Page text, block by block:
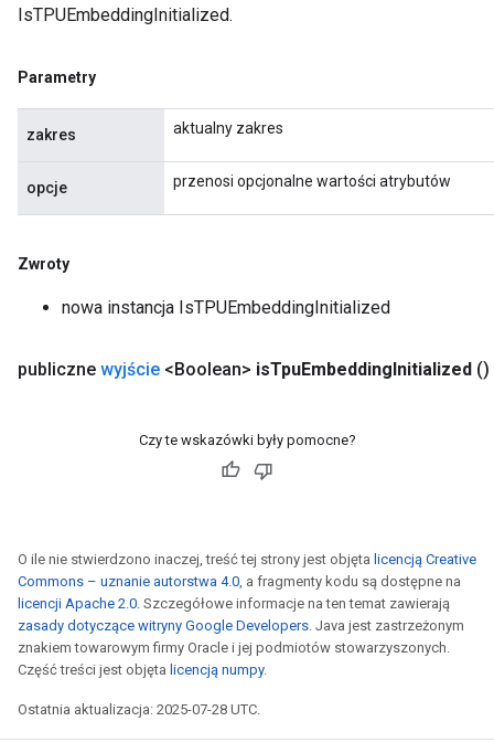
IsTPUEmbeddingInitialized.
Parametry
zakres aktualny zakres
opcje przenosi opcjonalne wartości atrybutów
Zwroty
nowa instancja IsTPUEmbeddingInitialized
publiczne wyjście <Boolean> isTpuEmbeddingInitialized ()
Czy te wskazówki były pomocne?
O ile nie stwierdzono inaczej, treść tej strony jest objęta licencją Creative
Commons – uznanie autorstwa 4.0, a fragmenty kodu są dostępne na
licencji Apache 2.0. Szczegółowe informacje na ten temat zawierają
zasady dotyczące witryny Google Developers. Java jest zastrzeżonym
znakiem towarowym firmy Oracle i jej podmiotów stowarzyszonych.
Część treści jest objęta licencją numpy.
Ostatnia aktualizacja: 2025-07-28 UTC.